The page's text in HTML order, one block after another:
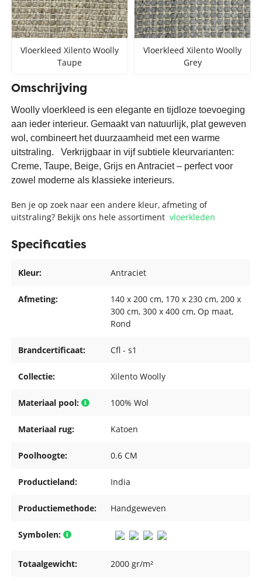
Vloerkleed Xilento Woolly
Taupe
Vloerkleed Xilento Woolly
Grey
Omschrijving
Woolly vloerkleed is een elegante en tijdloze toevoeging
aan ieder interieur. Gemaakt van natuurlijk, plat geweven
wol, combineert het duurzaamheid met een warme
uitstraling. Verkrijgbaar in vijf subtiele kleurvarianten:
Creme, Taupe, Beige, Grijs en Antraciet – perfect voor
zowel moderne als klassieke interieurs.
Ben je op zoek naar een andere kleur, afmeting of
uitstraling? Bekijk ons hele assortimentvloerkleden
Specificaties
Kleur: Antraciet
Afmeting: 140 x 200 cm, 170 x 230 cm, 200 x
300 cm, 300 x 400 cm, Op maat,
Rond
Brandcertificaat: Cfl - s1
Collectie: Xilento Woolly
Materiaal pool: 100% Wol
Materiaal rug: Katoen
Poolhoogte: 0.6 CM
Productieland: India
Productiemethode: Handgeweven
Symbolen:
Totaalgewicht: 2000 gr/m²